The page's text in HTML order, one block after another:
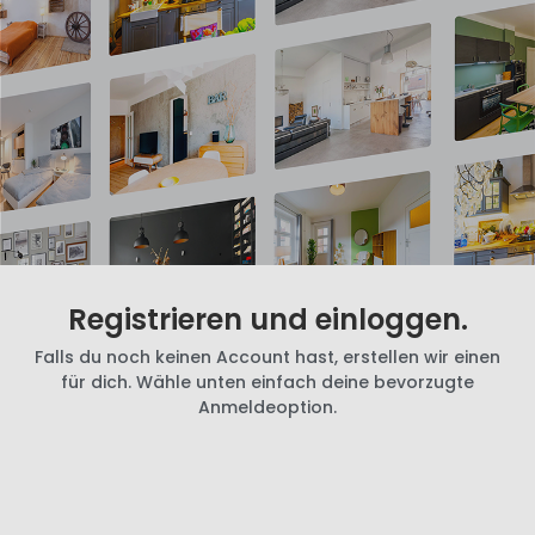
Registrieren und einloggen.
Falls du noch keinen Account hast, erstellen wir einen
für dich. Wähle unten einfach deine bevorzugte
Anmeldeoption.